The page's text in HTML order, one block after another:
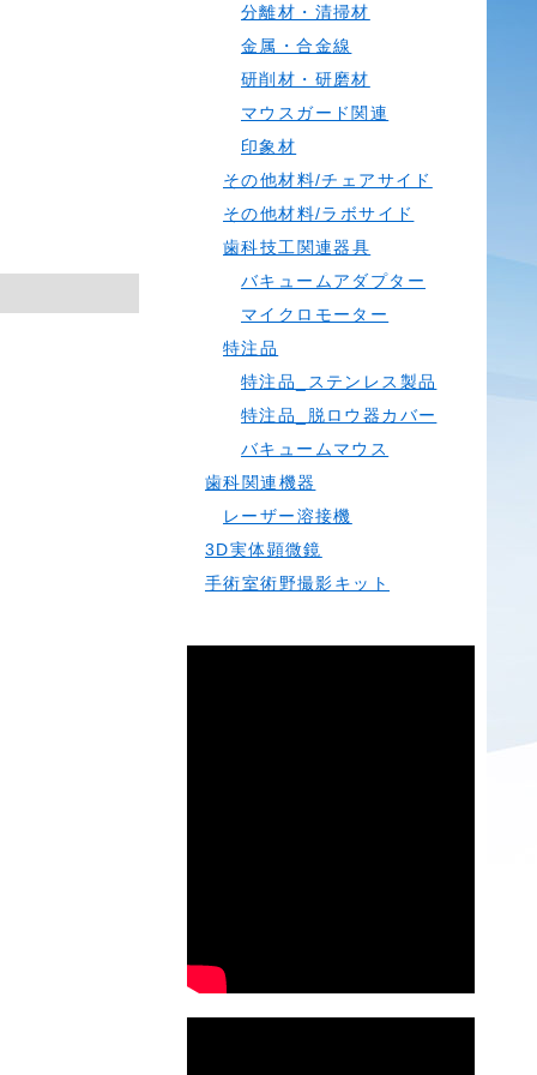
分離材・清掃材
金属・合金線
研削材・研磨材
マウスガード関連
印象材
その他材料/チェアサイド
その他材料/ラボサイド
歯科技工関連器具
バキュームアダプター
マイクロモーター
特注品
特注品_ステンレス製品
特注品_脱ロウ器カバー
バキュームマウス
歯科関連機器
レーザー溶接機
3D実体顕微鏡
手術室術野撮影キット